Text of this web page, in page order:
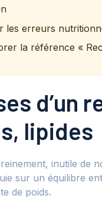
les erreurs
la référence «
d’un
lipides
inutile de
sur un équilibre
de poids.